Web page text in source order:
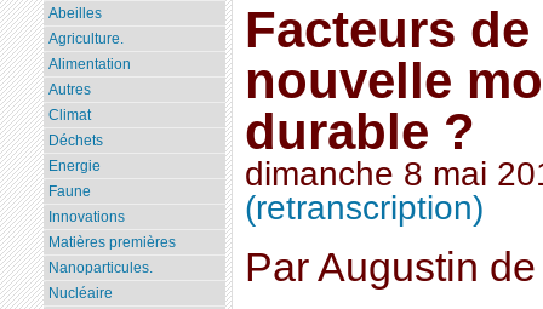
Facteurs
nouvelle
durable ?
dimanche 8 mai
(retranscription)
Par Augustin
Abeilles
Agriculture.
Alimentation
Autres
Climat
Déchets
Energie
Faune
Innovations
Matières premières
Nanoparticules.
Nucléaire